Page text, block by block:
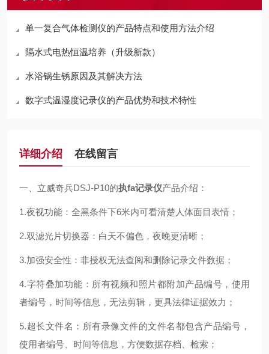
单一复合气体检测仪的产品特点和使用方法介绍
隔水式电热恒温培养（升级新款）
水浴锅生锈原因及其解决方法
数字式温湿度记录仪的产品优势和技术特性
详细介绍 在线留言
一、立威奇兵DSJ-P10的执fa记录仪产品介绍：
1.夜视功能：全黑条件下6米内可看清楚人体面目表情；
2.双滤光片切换器：白天不偏色，夜晚更清晰；
3.加强安全性：非授权无法查阅和删除记录文件数据；
4.字符叠加功能：所有视频和照片都附加产品编号，使用
者编号，时间等信息，无法剪辑，更具法律证据效力；
5.超长文件名：所有录像文件的文件名都包含产品编号，
使用者编号、时间等信息，方便数据存档、检索；